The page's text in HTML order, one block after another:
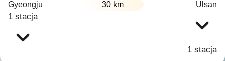
Gyeongju 30 km Ulsan
1 stacja
1 stacja